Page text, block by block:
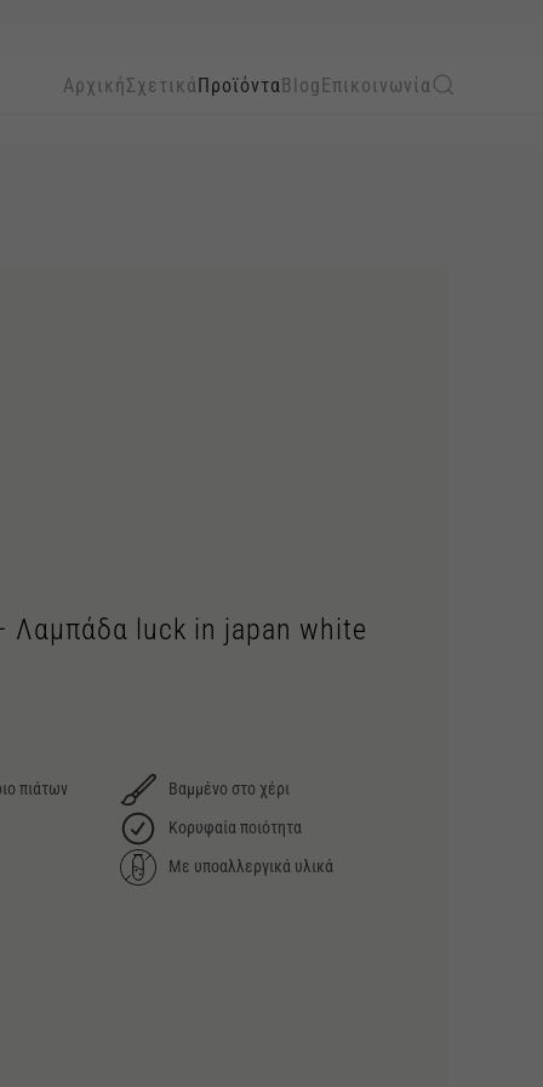
ΑρχικήΣχετικάΠροϊόνταBlogΕπικοινωνία
Λαμπάδα luck in japan white
πιάτων
Βαμμένο στο χέρι
Κορυφαία ποιότητα
Με υποαλλεργικά υλικά